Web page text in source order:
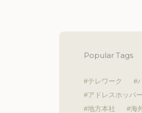
Popular Tags
テレワーク
アドレスホッパー
地方本社
海